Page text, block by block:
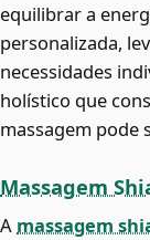
equilibrar a
personalizada,
necessidades
holístico que
massagem pode
Massagem
A massagem